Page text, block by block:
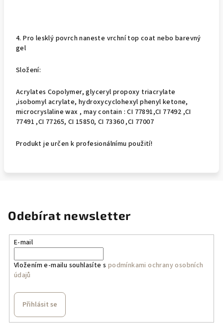
4. Pro lesklý povrch naneste vrchní top coat nebo barevný
gel
Složení:
Acrylates Copolymer, glyceryl propoxy triacrylate
,isobomyl acrylate, hydroxycyclohexyl phenyl ketone,
microcryslaline wax , may contain : CI 77891,CI 77492 ,CI
77491 ,CI 77265, CI 15850, CI 73360 ,CI 77007
Produkt je určen k profesionálnímu použití!
Odebírat newsletter
E-mail
Vložením e-mailu souhlasíte s podmínkami ochrany osobních
údajů
Přihlásit se